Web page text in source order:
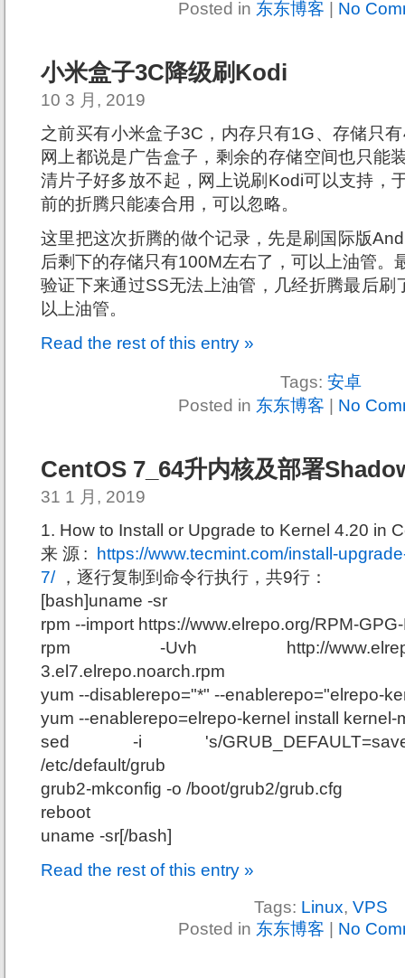
Posted in 东东博客 | No
小米盒子3C降级刷Kodi
10 3 月, 2019
之前买有小米盒子3C，内存只有1G、存储只
网上都说是广告盒子，剩余的存储空间也只能
清片子好多放不起，网上说刷Kodi可以支持，
前的折腾只能凑合用，可以忽略。
这里把这次折腾的做个记录，先是刷国际版
后剩下的存储只有100M左右了，可以上油管。
验证下来通过SS无法上油管，几经折腾最后刷
以上油管。
Read the rest of this entry »
Tags: 安卓
Posted in 东东博客 No
CentOS 7_64升内核及部署
31 1 月, 2019
1. How to Install or Upgrade to Kernel 4.20 in
来源:
https://www.tecmint.com/install-
7/，逐行复制到命令行执行，共9行：
[bash]uname -sr
rpm --import https://www.elrepo.org/RPM-
rpm -Uvh http://www.elrepo.org/
3.el7.elrepo.noarch.rpm
yum --disablerepo="*" --enablerepo="elrepo-
yum --enablerepo=elrepo-kernel install kernel-
sed -i 's/GRUB_DEFAULT=saved/
/etc/default/grub
grub2-mkconfig -o /boot/grub2/grub.cfg
reboot
uname -sr[/bash]
Read the rest of this entry »
Tags: Linux, VPS
Posted in 东东博客 No